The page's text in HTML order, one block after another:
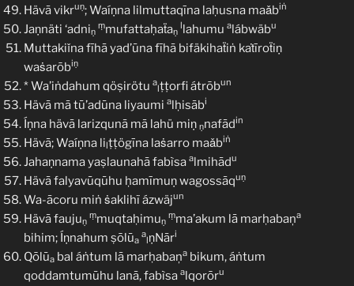
Hävā vikruṇ; Waíṇna lilmuttaqīna laḥusna maǎbiṅ
Jaṇnäti ‘adniṇ
ṃmufattaḥaẗaṇ
llahumu alábwäbu
Muttakiǐna fīhā yad’ūna fīhā bifäkihaẗiṅ kaṫīroẗiṇ
waṡarōbiṇ
* Wa’iṅdahum qöṣirötu a
lṭṭorfi átrōbun
Hävā mā tū’adūna liyaumi alḥisābi
Íṇna hävā larizqunā mā lahü miṇ ṇnafādin
Hävā; Waíṇna lilṭṭögīna laṡarro maǎbiṅ
Jahaṇnama yaṣlaunahā fabìsa almihādu
Hävā falyavūqūhu ḥamīmuṇ wagossāquṇ
Wa-ācoru miṅ ṡaklihĩ ázwäjun
Hävā faujuṇ
ṃmuqtaḥimuṇ
ṃma’akum lā marḥabaņa
bihim; Íṇnahum ṣōlūa
a
lṇNāri
Qōlūa bal áṅtum lā marḥabaņa bikum, áṅtum
qoddamtumūhu lanā, fabìsa alqorōru